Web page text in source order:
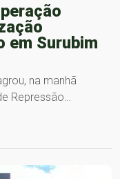
em Surubim
na manhã
Repressão…